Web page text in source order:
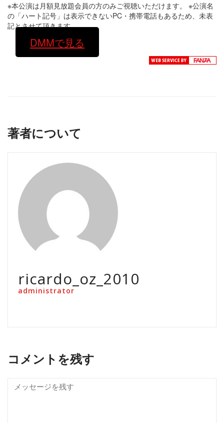
※本公演は月額見放題会員の方のみご視聴いただけます。 ※公演名
の「ハート記号」は表示できないPC・携帯電話もあるため、未表
記とさせて頂きます。
DMMで見る
著者について
ricardo_oz_2010
administrator
コメントを残す